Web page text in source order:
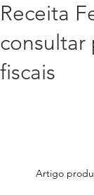
Receita
consultar
fiscais
Artigo